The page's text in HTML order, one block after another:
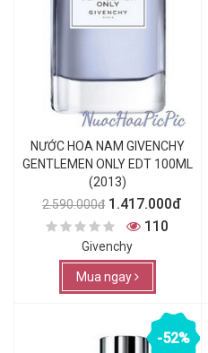
NƯỚC HOA NAM GIVENCHY
GENTLEMEN ONLY EDT 100ML
(2013)
2.590.000đ 1.417.000đ
110
Givenchy
Mua ngay
-52%